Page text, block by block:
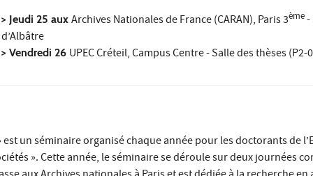
> Jeudi 25 auxArchives Nationales de France (CARAN), Paris 3ème-
d’Albâtre
> Vendredi 26 UPEC Créteil, Campus Centre - Salle des thèses (P2-
est un séminaire organisé chaque année pour les doctorants de
». Cette année, le séminaire se déroule sur deux journées